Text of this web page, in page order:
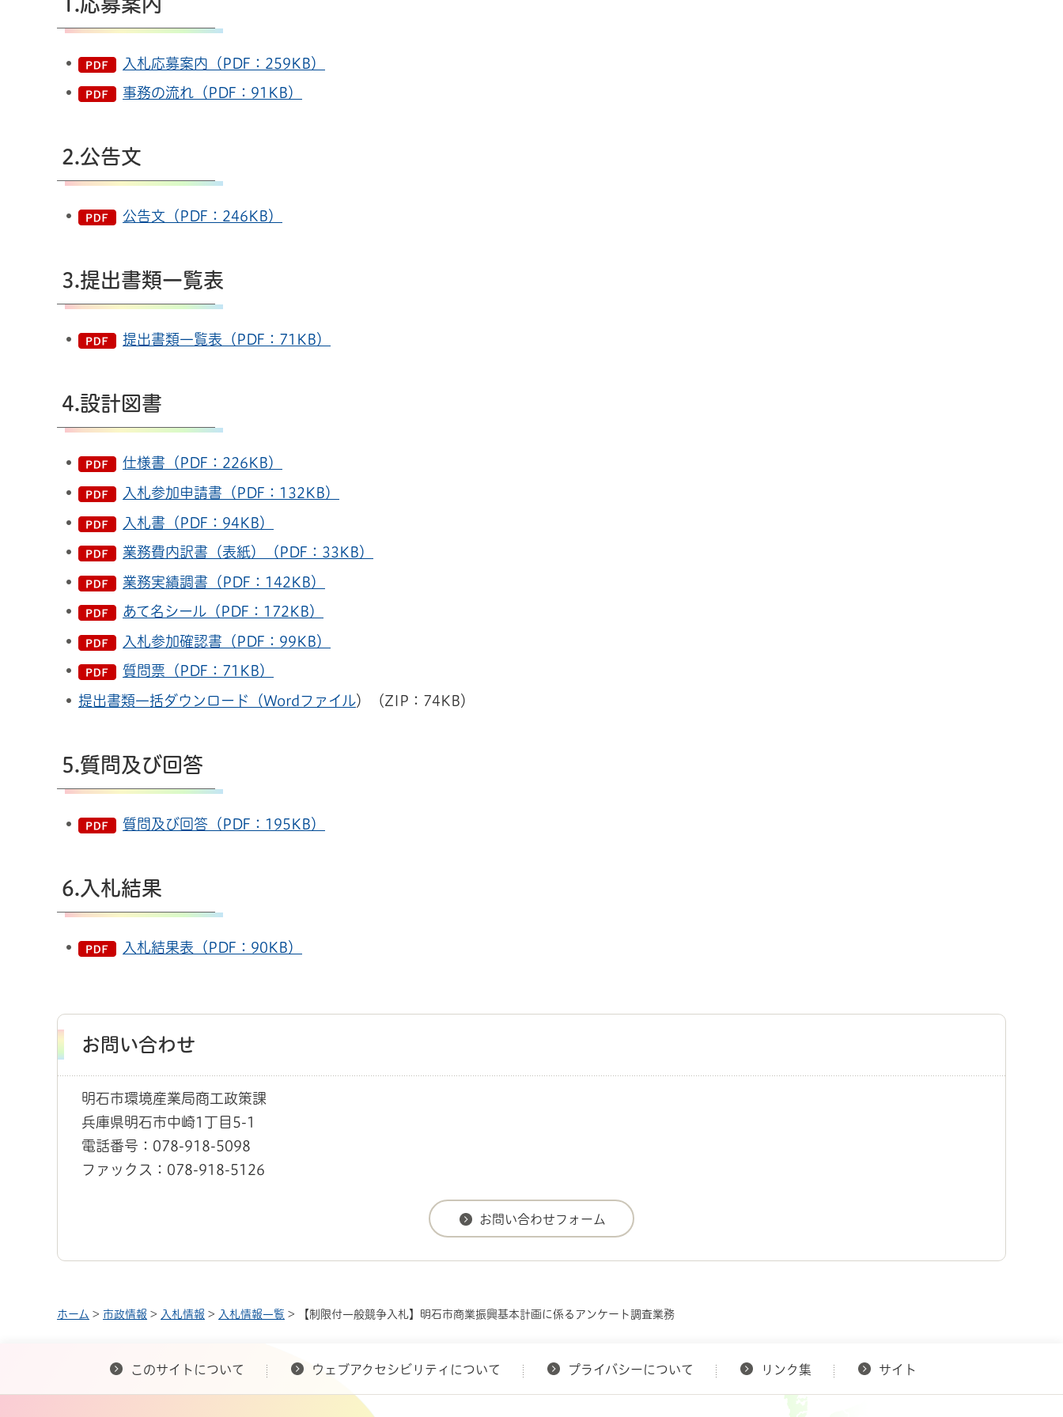
入札応募案内（PDF：259KB）
事務の流れ（PDF：91KB）
2.公告文
公告文（PDF：246KB）
3.提出書類一覧表
提出書類一覧表（PDF：71KB）
4.設計図書
仕様書（PDF：226KB）
入札参加申請書（PDF：132KB）
入札書（PDF：94KB）
業務費内訳書（表紙）（PDF：33KB）
業務実績調書（PDF：142KB）
あて名シール（PDF：172KB）
入札参加確認書（PDF：99KB）
質問票（PDF：71KB）
提出書類一括ダウンロード（Wordファイル）（ZIP：74KB）
5.質問及び回答
質問及び回答（PDF：195KB）
6.入札結果
入札結果表（PDF：90KB）
お問い合わせ
明石市環境産業局商工政策課
兵庫県明石市中崎1丁目5-1
電話番号：078-918-5098
ファックス：078-918-5126
ホーム > 市政情報 > 入札情報 > 入札情報一覧 > 【制限付一般競争入札】明石市商業振興基本計画に係るアンケート調査業務
このサイトについて ウェブアクセシビリティについて プライバシーについて リンク集 サイト